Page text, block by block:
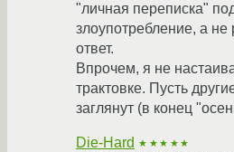
"личная переписка"
злоупотребление, а
ответ.
Впрочем, я не
трактовке. Пусть
заглянут (в конец
Die-Hard ★★★★★